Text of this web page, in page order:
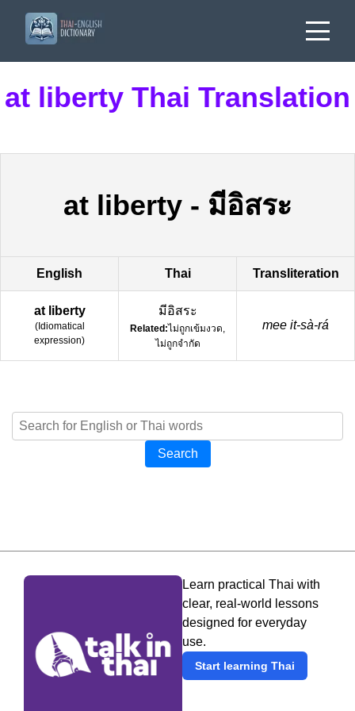
at liberty Thai Translation
at liberty - มีอิสระ
English Thai Transliteration
at liberty
(Idiomatical
expression)
มีอิสระ
Related:ไม่ถูกเข้มงวด,
ไม่ถูกจำกัด
mee it-sà-rá
Search
Learn practical Thai with
clear, real-world lessons
designed for everyday
use.
Start learning Thai